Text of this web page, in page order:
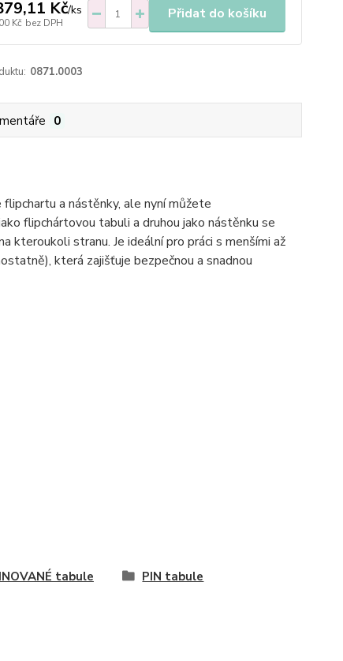
Kč/ks
Kč bez DPH
Přidat do košíku
0871.0003
0
a nástěnky, ale nyní můžete
flipchártovou tabuli a druhou jako nástěnku se
kteroukoli stranu. Je ideální pro práci s menšími až
která zajišťuje bezpečnou a snadnou
tabule
PIN tabule